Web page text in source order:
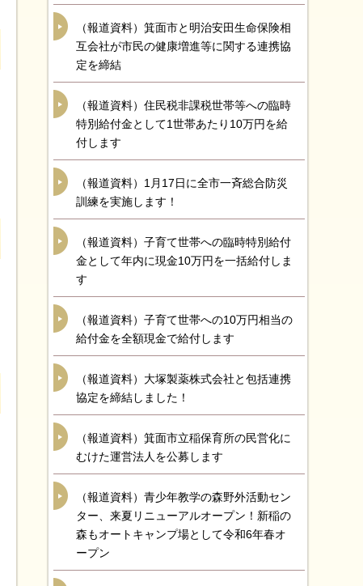
（報道資料）箕面市と明治安田生命保険相
互会社が市民の健康増進等に関する連携協
定を締結
（報道資料）住民税非課税世帯等への臨時
特別給付金として1世帯あたり10万円を給
付します
（報道資料）1月17日に全市一斉総合防災
訓練を実施します！
（報道資料）子育て世帯への臨時特別給付
金として年内に現金10万円を一括給付しま
す
（報道資料）子育て世帯への10万円相当の
給付金を全額現金で給付します
（報道資料）大塚製薬株式会社と包括連携
協定を締結しました！
（報道資料）箕面市立稲保育所の民営化に
むけた運営法人を公募します
（報道資料）青少年教学の森野外活動セン
ター、来夏リニューアルオープン！新稲の
森もオートキャンプ場として令和6年春オ
ープン